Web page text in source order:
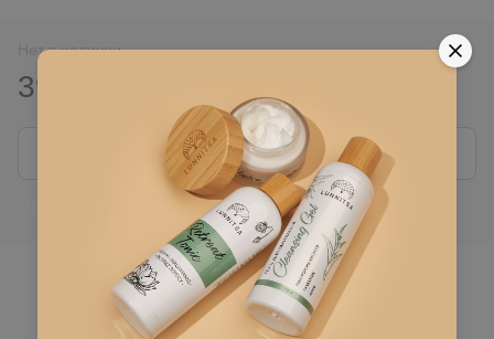
Нет в наличии
390 грн
Сообщить, когда появится
для отображения накопительной скидки
В избранное